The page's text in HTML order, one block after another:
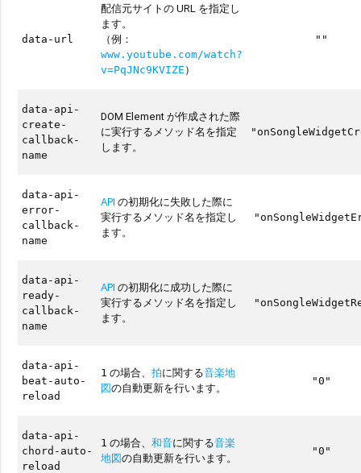
data-url
配信元サイトの URL を指定し
ます。
（例：
www.youtube.com/watch?
v=PqJNc9KVIZE ）
""
data-api-
create-
callback-
name
DOM Element が作成された際
に実行するメソッド名を指定
します。
data-api-
error-
callback-
name
API の初期化に失敗した際に
実行するメソッド名を指定し
ます。
data-api-
ready-
callback-
name
API の初期化に成功した際に
実行するメソッド名を指定し
ます。
data-api-
beat-auto-
reload
1 の場合、拍に関する音楽地
図の自動更新を行います。
"0"
data-api-
chord-auto-
reload
1 の場合、和音に関する音楽
地図の自動更新を行います。
"0"